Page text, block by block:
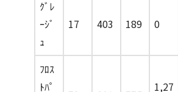
ｸﾞﾚ
ｰｼﾞ
ｭ
17 403 189 0
ﾌﾛｽ
ﾄﾊﾟ
1,27